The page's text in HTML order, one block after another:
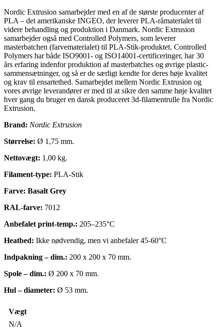
Nordic Extrusion samarbejder med en af de største producenter af
PLA – det amerikanske INGEO, der leverer PLA-råmaterialet til
videre behandling og produktion i Danmark. Nordic Extrusion
samarbejder også med Controlled Polymers, som leverer
masterbatchen (farvematerialet) til PLA-Stik-produktet. Controlled
Polymers har både ISO9001- og ISO14001-certificeringer, har 30
års erfaring indenfor produktion af masterbatches og øvrige plastic-
sammensætninger, og så er de særligt kendte for deres høje kvalitet
og krav til ensartethed. Samarbejdet mellem Nordic Extrusion og
vores øvrige leverandører er med til at sikre den samme høje kvalitet
hver gang du bruger en dansk produceret 3d-filamentrulle fra Nordic
Extrusion.
Brand: Nordic Extrusion
Størrelse: Ø 1,75 mm.
Nettovægt: 1,00 kg.
Filament-type: PLA-Stik
Farve: Basalt Grey
RAL-farve: 7012
Anbefalet print-temp.: 205–235°C
Heatbed: Ikke nødvendig, men vi anbefaler 45-60°C
Indpakning – dim.: 200 x 200 x 70 mm.
Spole – dim.: Ø 200 x 70 mm.
Hul – diameter: Ø 53 mm.
Vægt
N/A